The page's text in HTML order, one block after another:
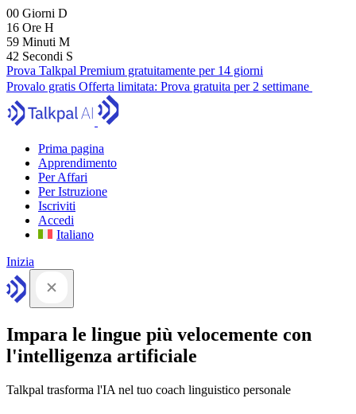
00 Giorni D
16 Ore H
59 Minuti M
41 Secondi S
Prova Talkpal Premium gratuitamente per 14 giorni
Provalo gratis Offerta limitata: Prova gratuita per 2 settimane
Prima pagina
Apprendimento
Per Affari
Per Istruzione
Iscriviti
Accedi
Italiano
Inizia
Impara le lingue più velocemente con
l'intelligenza artificiale
Talkpal trasforma l'IA nel tuo coach linguistico personale